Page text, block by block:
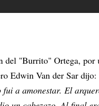
del "Burrito" Ortega, por
Edwin Van der Sar dijo:
a amonestar. El